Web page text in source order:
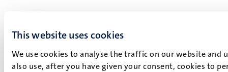
This website uses cookies
We use cookies to analyse the traffic on our website and
also use, after you have given your consent, cookies to